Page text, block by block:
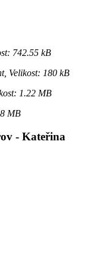
742.55 kB
Velikost: 180 kB
1.22 MB
MB
- Kateřina